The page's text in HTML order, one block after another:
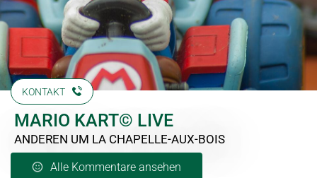
KONTAKT
MARIO KART© LIVE
ANDEREN UM LA CHAPELLE-AUX-BOIS
Alle Kommentare ansehen